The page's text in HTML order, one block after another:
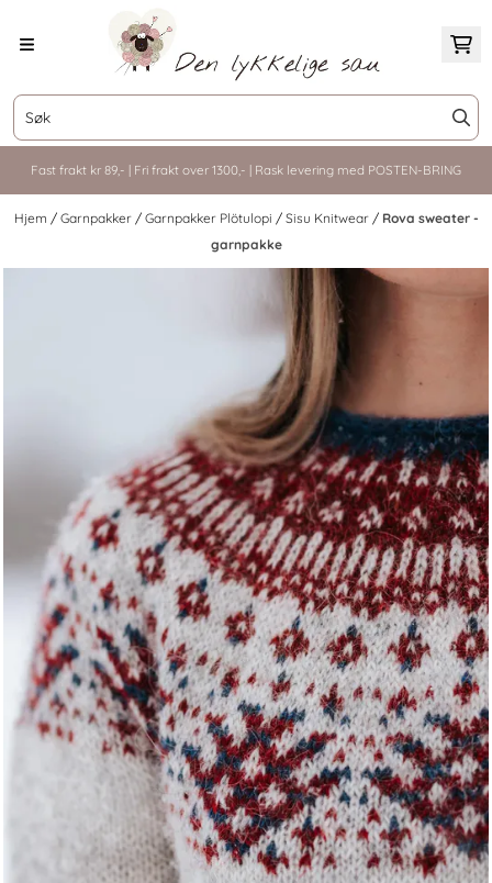
Fast frakt kr 89,- | Fri frakt over 1300,- | Rask levering med POSTEN-BRING
Hjem / Garnpakker / Garnpakker Plötulopi / Sisu Knitwear / Rova sweater -
garnpakke